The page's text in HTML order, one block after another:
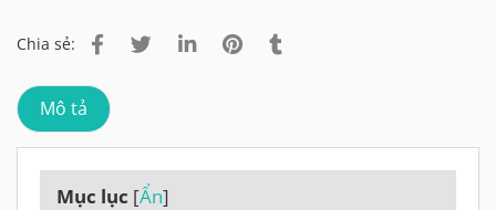
Chia sẻ:
Mô tả
Mục lục [Ẩn]